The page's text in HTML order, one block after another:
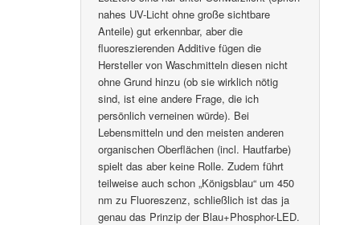
nahes UV-Licht ohne große sichtbare
Anteile) gut erkennbar, aber die
fluoreszierenden Additive fügen die
Hersteller von Waschmitteln diesen nicht
ohne Grund hinzu (ob sie wirklich nötig
sind, ist eine andere Frage, die ich
persönlich verneinen würde). Bei
Lebensmitteln und den meisten anderen
organischen Oberflächen (incl. Hautfarbe)
spielt das aber keine Rolle. Zudem führt
teilweise auch schon „Königsblau“ um 450
nm zu Fluoreszenz, schließlich ist das ja
genau das Prinzip der Blau+Phosphor-LED.